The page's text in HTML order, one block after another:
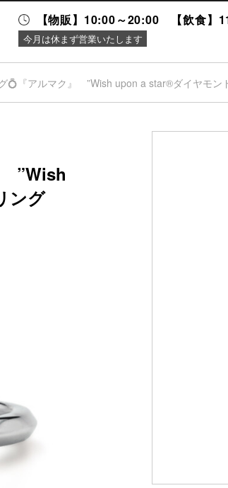
【物販】10:00～20:00 【飲食】
今月は休まず営業いたします
💍『アルマク』 ”Wish upon a star®ダイヤモン
”Wish
ング